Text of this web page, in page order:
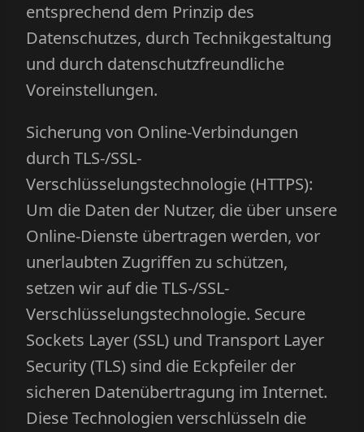
entsprechend dem Prinzip des
Datenschutzes, durch Technikgestaltung
und durch datenschutzfreundliche
Voreinstellungen.
Sicherung von Online-Verbindungen
durch TLS-/SSL-
Verschlüsselungstechnologie (HTTPS):
Um die Daten der Nutzer, die über unsere
Online-Dienste übertragen werden, vor
unerlaubten Zugriffen zu schützen,
setzen wir auf die TLS-/SSL-
Verschlüsselungstechnologie. Secure
Sockets Layer (SSL) und Transport Layer
Security (TLS) sind die Eckpfeiler der
sicheren Datenübertragung im Internet.
Diese Technologien verschlüsseln die